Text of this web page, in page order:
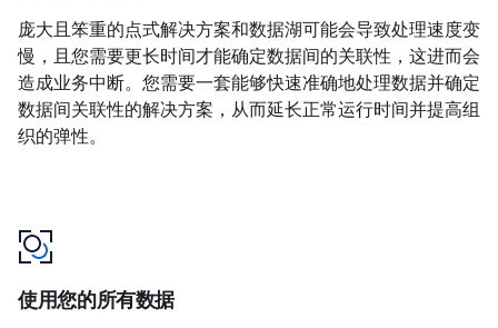
庞大且笨重的点式解决方案和数据湖可能会导致处理速度变
慢，且您需要更长时间才能确定数据间的关联性，这进而会
造成业务中断。您需要一套能够快速准确地处理数据并确定
数据间关联性的解决方案，从而延长正常运行时间并提高组
织的弹性。
使用您的所有数据